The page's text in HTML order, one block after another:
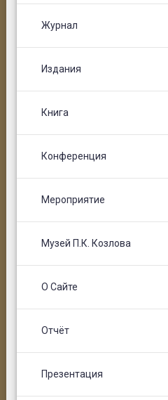
Журнал
Издания
Книга
Конференция
Мероприятие
Музей П.К. Козлова
О Сайте
Отчёт
Презентация